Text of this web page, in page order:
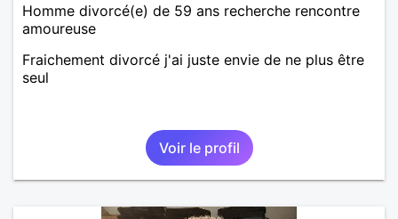
Homme divorcé(e) de 59 ans recherche rencontre
amoureuse
Fraichement divorcé j'ai juste envie de ne plus être
seul
Voir le profil